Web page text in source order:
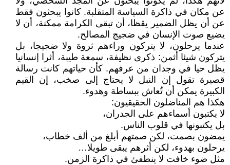
عن مكان في ذاكرة السياسة المتقلبة. كانوا يبحثون فقط
عن أن يظل الضمير يقظا، أن تبقى الكرامة ممكنة، أن لا
يضيع صوت الإنسان في ضجيج المصالح.
عندما يرحلون، لا يتركون وراءهم ثروة ولا ضجيجا، بل
يتركون شيئا أثمن: ذكرى نظيفة، سمعة طيبة، أثرا إنسانيا
يظل حيا في وجدان من عرفهم. كأن حياتهم كانت رسالة
قصيرة تقول إن النبل لا يحتاج إلى صخب، إن القيم
الكبيرة يمكن أن تُعاش ببساطة وهدوء.
هكذا هم المناضلون الحقيقيون:
لا يكتبون أسماءهم على الجدران،
بل يكتبونها في قلوب الناس.
يمضون بصمت، لكن صمتهم أبلغ من ألف خطاب،
يرحلون بهدوء، لكن أثرهم يبقى طويلا…
مثل ضوء خافت لا ينطفئ في ذاكرة الزمن.